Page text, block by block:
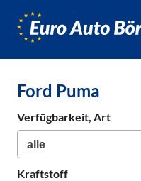
Ford Puma
Verfügbarkeit, Art
Kraftstoff